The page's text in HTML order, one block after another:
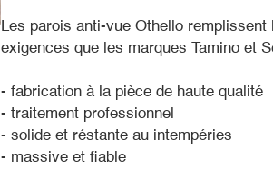
Les parois anti-vue Othello remplissent
exigences que les marques Tamino et
- fabrication à la pièce de haute qualité
- traitement professionnel
- solide et réstante au intempéries
- massive et fiable